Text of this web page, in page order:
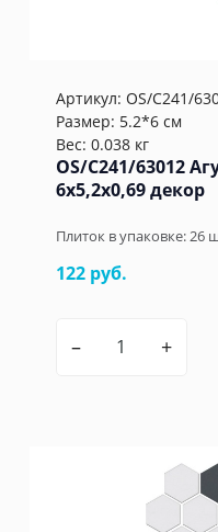
Артикул: OS/C241/
Размер: 5.2*6 см
Вес: 0.038 кг
OS/C241/63012
6x5,2x0,69 декор
Плиток в упаковке:26
122 руб.
– +